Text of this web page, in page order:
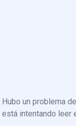
Hubo un problema
está intentando leer